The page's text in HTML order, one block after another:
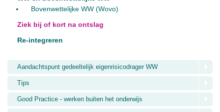
Bovenwettelijke WW (Wovo)
Ziek bij of kort na ontslag
Re-integreren
Aandachtspunt gedeeltelijk eigenrisicodrager WW
Tips
Good Practice - werken buiten het onderwijs